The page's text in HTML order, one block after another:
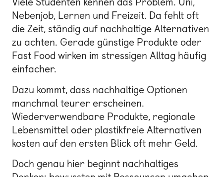
Nebenjob, Lernen und Freizeit. Da fehlt oft
die Zeit, ständig auf nachhaltige Alternativen
zu achten. Gerade günstige Produkte oder
Fast Food wirken im stressigen Alltag häufig
einfacher.
Dazu kommt, dass nachhaltige Optionen
manchmal teurer erscheinen.
Wiederverwendbare Produkte, regionale
Lebensmittel oder plastikfreie Alternativen
kosten auf den ersten Blick oft mehr Geld.
Doch genau hier beginnt nachhaltiges